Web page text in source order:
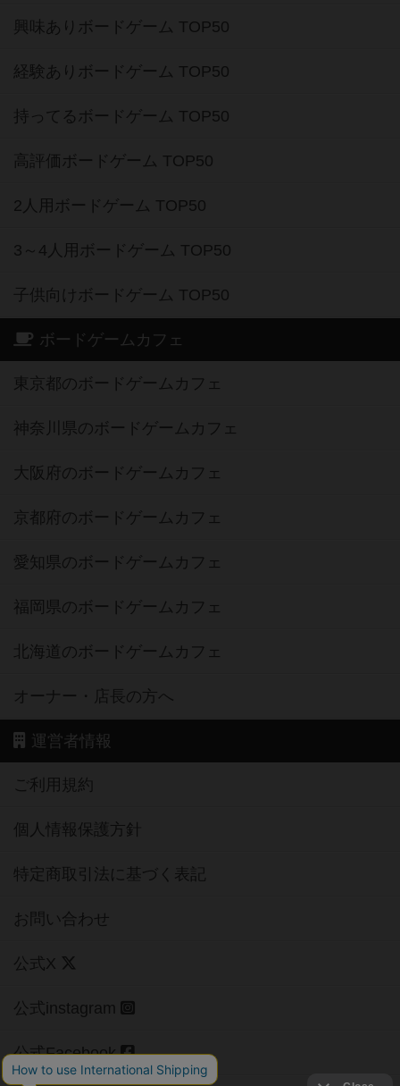
興味ありボードゲーム TOP50
経験ありボードゲーム TOP50
持ってるボードゲーム TOP50
高評価ボードゲーム TOP50
2人用ボードゲーム TOP50
3～4人用ボードゲーム TOP50
子供向けボードゲーム TOP50
ボードゲームカフェ
東京都のボードゲームカフェ
神奈川県のボードゲームカフェ
大阪府のボードゲームカフェ
京都府のボードゲームカフェ
愛知県のボードゲームカフェ
福岡県のボードゲームカフェ
北海道のボードゲームカフェ
オーナー・店長の方へ
運営者情報
ご利用規約
個人情報保護方針
特定商取引法に基づく表記
お問い合わせ
公式X
公式instagram
公式Facebook